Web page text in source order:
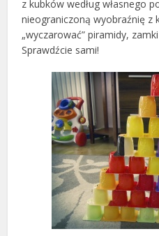
z kubków według własnego
nieograniczoną wyobraźnię z
„wyczarować” piramidy,
Sprawdźcie sami!